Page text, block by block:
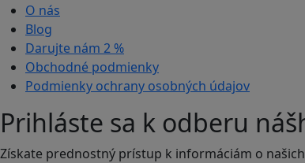
O nás
Blog
Darujte nám 2 %
Obchodné podmienky
Podmienky ochrany osobných údajov
Prihláste sa k odberu
Získate prednostný prístup k informáciám o